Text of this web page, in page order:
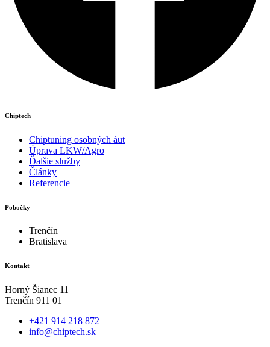
Chiptech
Chiptuning osobných áut
Úprava LKW/Agro
Ďalšie služby
Články
Referencie
Pobočky
Trenčín
Bratislava
Kontakt
Horný Šianec 11
Trenčín 911 01
+421 914 218 872
info@chiptech.sk